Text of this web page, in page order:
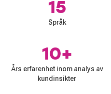
15
Språk
10+
Års erfarenhet inom analys av
kundinsikter